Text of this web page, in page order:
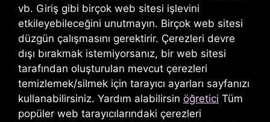
vb. Giriş gibi birçok web sitesi işlevini
etkileyebileceğini unutmayın. Birçok web sitesi
düzgün çalışmasını gerektirir. Çerezleri devre
dışı bırakmak istemiyorsanız, bir web sitesi
tarafından oluşturulan mevcut çerezleri
temizlemek/silmek için tarayıcı ayarları sayfanızı
kullanabilirsiniz. Yardım alabilirsin öğretici Tüm
popüler web tarayıcılarındaki çerezleri